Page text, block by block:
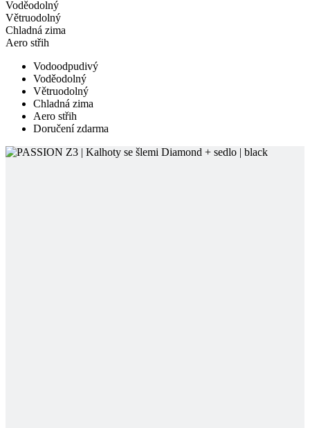
Vodoodpudivý
Voděodolný
Větruodolný
Chladná zima
Doručení zdarma